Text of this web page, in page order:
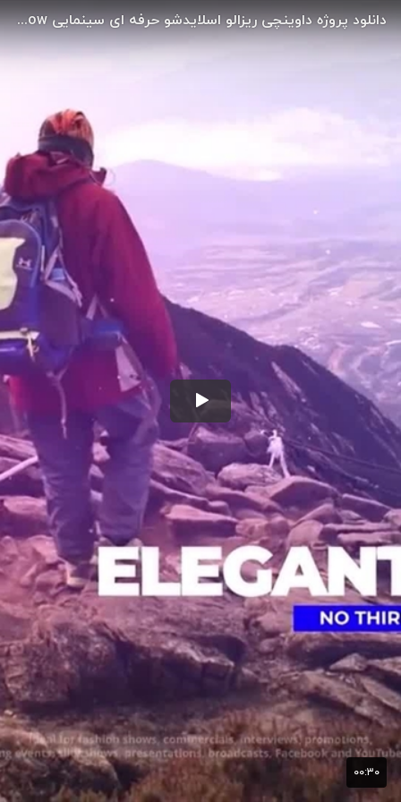
دانلود پروژه داوینچی ریزالو اسلایدشو حرفه ای سینمایی Cinematic Slideshow
۰۰:۳۰